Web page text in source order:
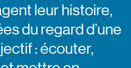
leur histoire,
du regard d’une
: écouter,